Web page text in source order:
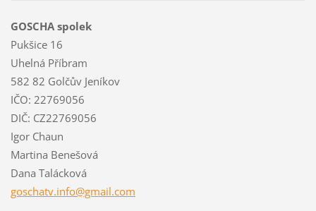
GOSCHA spolek
Pukšice 16
Uhelná Příbram
582 82 Golčův Jeníkov
IČO: 22769056
DIČ: CZ22769056
Igor Chaun
Martina Benešová
Dana Talácková
goschatv.info@gmail.com